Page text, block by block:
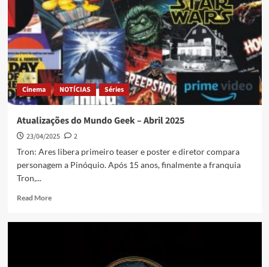
Cinema NOTÍCIAS Séries
Atualizações do Mundo Geek – Abril 2025
23/04/2025
2
Tron: Ares libera primeiro teaser e poster e diretor compara
personagem a Pinóquio. Após 15 anos, finalmente a franquia
Tron,...
Read More